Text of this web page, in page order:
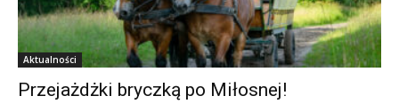
Aktualności
Przejażdżki bryczką po Miłosnej!